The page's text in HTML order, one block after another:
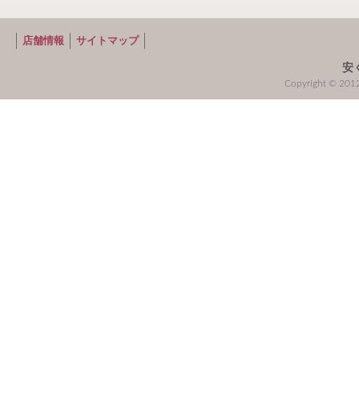
店舗情報 サイトマップ
安
Copyright © 2012